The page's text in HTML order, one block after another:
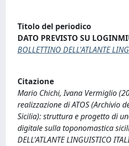
Titolo del periodico
DATO PREVISTO SU
BOLLETTINO DELL'ATLANTE
Citazione
Mario Chichi, Ivana Vermiglio
realizzazione di ATOS (Archivio
Sicilia): struttura e progetto di
digitale sulla toponomastica
DELL'ATLANTE LINGUISTICO